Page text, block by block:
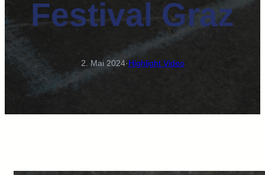
Festival Graz
2. Mai 2024·Highlight Video